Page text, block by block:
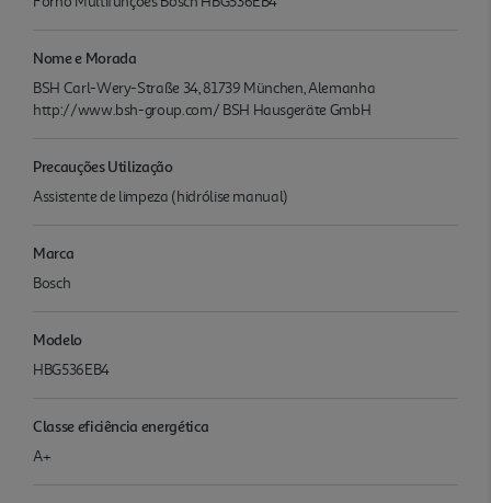
Nome e Morada
BSH Carl-Wery-Straße 34, 81739 München, Alemanha
http://www.bsh-group.com/ BSH Hausgeräte GmbH
Precauções Utilização
Assistente de limpeza (hidrólise manual)
Marca
Bosch
Modelo
HBG536EB4
Classe eficiência energética
A+